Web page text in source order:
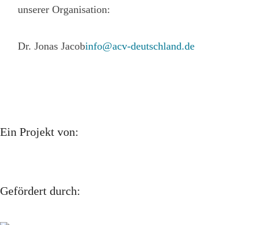
unserer Organisation:
Dr. Jonas Jacobinfo@acv-deutschland.de
Ein Projekt von:
Gefördert durch: